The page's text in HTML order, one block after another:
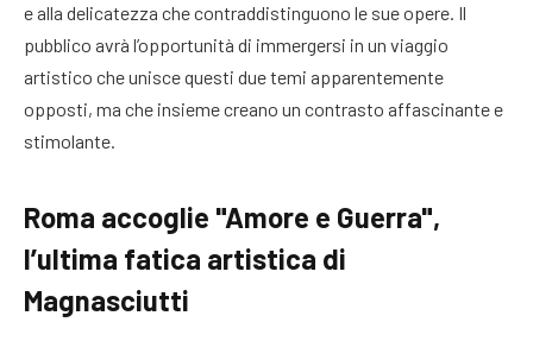
e alla delicatezza che contraddistinguono le sue opere. Il
pubblico avrà l’opportunità di immergersi in un viaggio
artistico che unisce questi due temi apparentemente
opposti, ma che insieme creano un contrasto affascinante e
stimolante.
Roma accoglie "Amore e Guerra",
l’ultima fatica artistica di
Magnasciutti